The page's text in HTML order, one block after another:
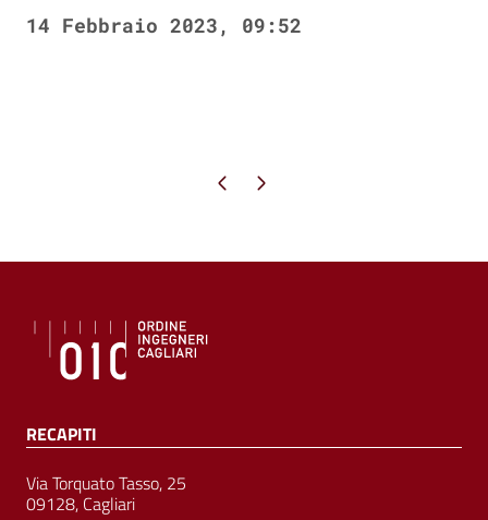
14 Febbraio 2023, 09:52
Pagina precedente
Pagina successiva
RECAPITI
Via Torquato Tasso, 25
09128, Cagliari